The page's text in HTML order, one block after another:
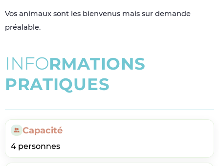
Vos animaux sont les bienvenus mais sur demande
préalable.
INFORMATIONS
PRATIQUES
Capacité
4 personnes